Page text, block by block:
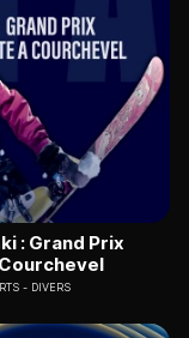
: Grand Prix
- DIVERS